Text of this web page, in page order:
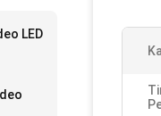
LED